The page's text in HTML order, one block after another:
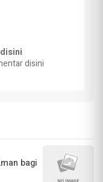
disini
bagi